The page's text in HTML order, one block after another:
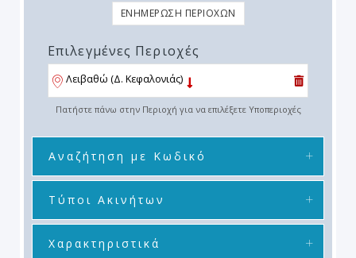
ΕΝΗΜΕΡΩΣΗ ΠΕΡΙΟΧΩΝ
Επιλεγμένες Περιοχές
Λειβαθώ (Δ. Κεφαλονιάς)
Πατήστε πάνω στην Περιοχή για να επιλέξετε Υποπεριοχές
Αναζήτηση με Κωδικό
Τύποι Ακινήτων
Χαρακτηριστικά